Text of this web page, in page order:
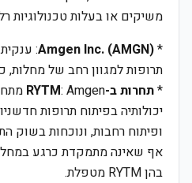
משיקים או בעלות טכנולוגיות
*
Amgen Inc. (AMGN)
:
תרופות למגוון רחב של מחלות,
*תחרות ב-RYTM
יכולותיה בפיתוח תרופות
ופיתוח רחבות, ונוכחות בשוק
אף שאינה מתמקדת כרגע
בהן RYTM מטפלת.